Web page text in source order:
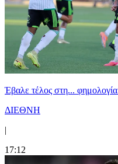
Έβαλε τέλος στη...
ΔΙΕΘΝΗ
|
17:12